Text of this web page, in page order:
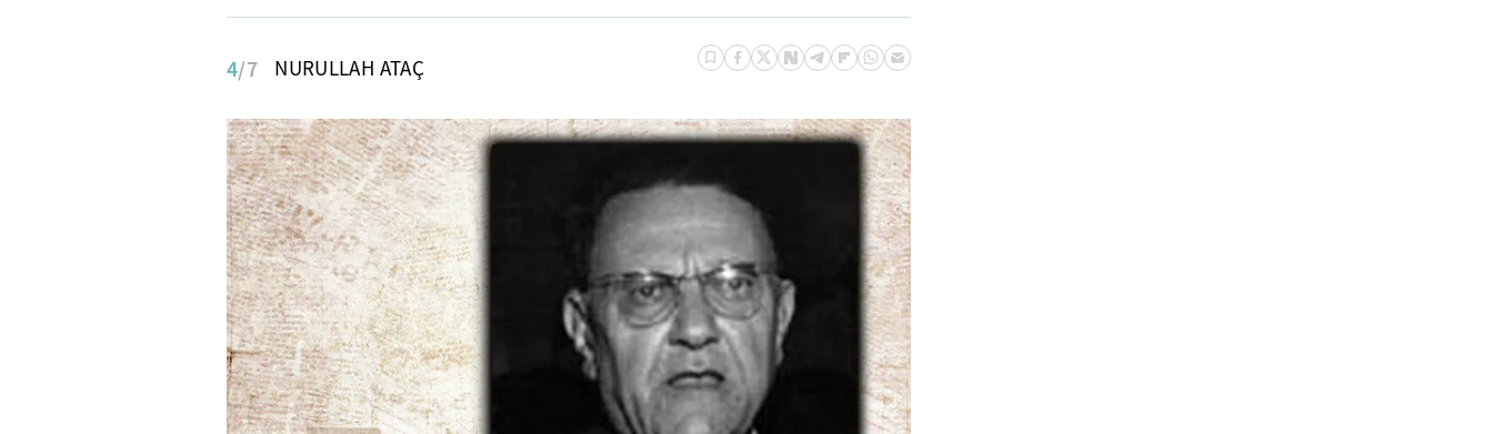
4/7 NURULLAH ATAÇ